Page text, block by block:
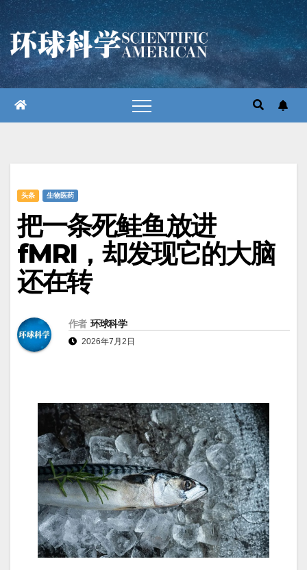
跳
至
内
容
头条 生物医药
把一条死鲑鱼放进
fMRI，却发现它的大脑
还在转
作者 环球科学
2026年7月2日